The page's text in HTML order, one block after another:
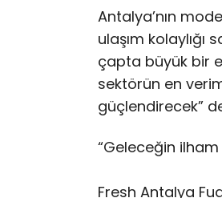
Antalya’nın
ulaşım kolaylığı
çapta büyük bir
sektörün en
güçlendirecek”
“Geleceğin ilham
Fresh Antalya